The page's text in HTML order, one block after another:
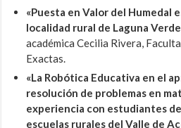
«Puesta en Valor del Humedal
localidad rural de Laguna
académica Cecilia Rivera,
Exactas.
«La Robótica Educativa en el
resolución de problemas en
experiencia con estudiantes
escuelas rurales del Valle de